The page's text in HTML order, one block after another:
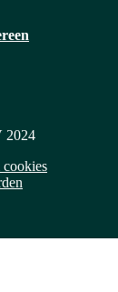
2024
cookies